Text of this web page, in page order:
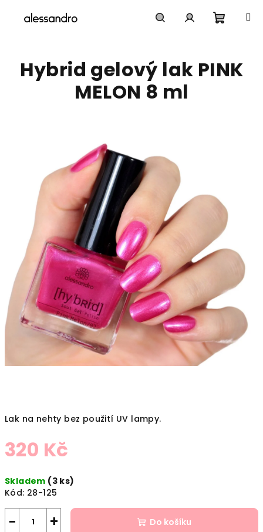
košík
Lak na nehty bez použití UV lampy.
320 Kč
cena:
Skladem (3 ks)
Kód: 28-125
+
− Do košíku
Hybrid gelový lak PINK
MELON 8 ml